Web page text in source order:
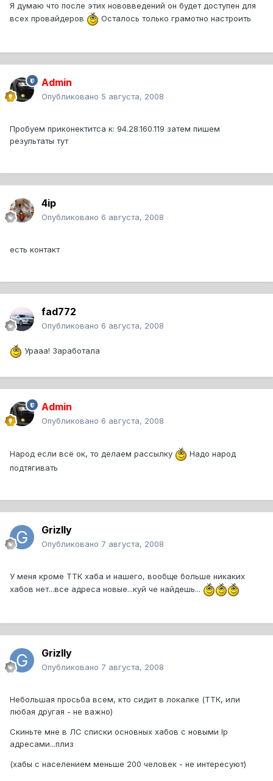
Я думаю что после этих нововведений он будет доступен для
всех провайдеров
Осталось только грамотно настроить
Admin
Опубликовано 5 августа, 2008
Пробуем приконектитса к: 94.28.160.119 затем пишем
результаты тут
4ip
Опубликовано 6 августа, 2008
есть контакт
fad772
Опубликовано 6 августа, 2008
Урааа! Заработала
Admin
Опубликовано 6 августа, 2008
Народ если всё ок, то делаем рассылку
Надо народ
подтягивать
Grizlly
Опубликовано 7 августа, 2008
У меня кроме ТТК хаба и нашего, вообще больше никаких
хабов нет...все адреса новые...куй че найдешь...
Grizlly
Опубликовано 7 августа, 2008
Небольшая просьба всем, кто сидит в локалке (ТТК, или
любая другая - не важно)
Скиньте мне в ЛС списки основных хабов с новыми Ip
адресами...плиз
(хабы с населением меньше 200 человек - не интересуют)